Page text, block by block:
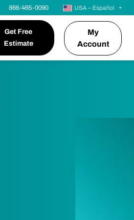
866-465-0090 USA – Español
Get Free
Estimate
My
Account